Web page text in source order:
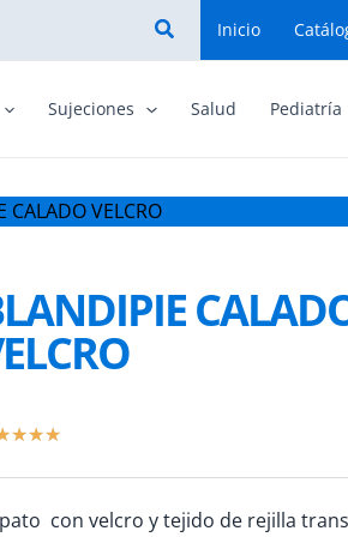
BuscarInicio
Sujeciones Salud Pediatría
CALADO VELCRO
★★★
de
con velcro y tejido de rejilla